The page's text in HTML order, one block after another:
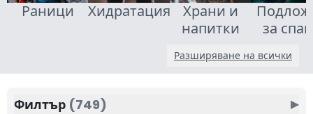
Раници Хидратация
Храни и
напитки
за
Разширяване на всички
Филтър (749) ▶